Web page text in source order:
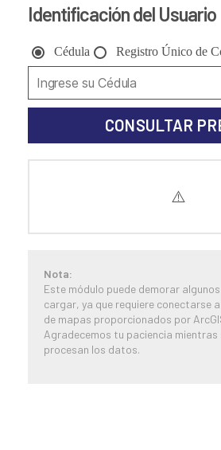
Identificación del Usuario
Cédula Registro Único de
CONSULTAR
Nota:
Este módulo puede demorar
cargar, ya que requiere conectarse
de mapas proporcionados por
Agradecemos tu paciencia mientras
procesan los datos.